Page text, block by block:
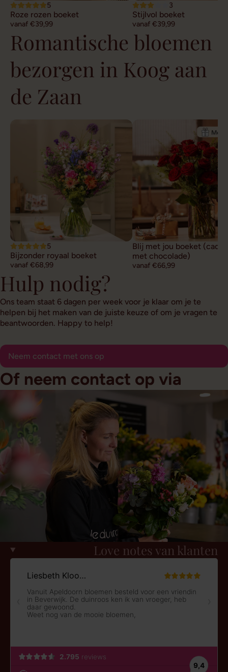
5
Roze rozen boeket
vanaf €39,99
3
Stijlvol boeket
vanaf €39,99
Romantische bloemen
bezorgen in Koog aan
de Zaan
5
Bijzonder royaal boeket
vanaf €68,99
Blij met jou boeket
met chocolade)
vanaf €66,99
Hulp nodig?
Ons team staat 6 dagen per week voor je klaar om je te
helpen bij het maken van de juiste keuze of om je vragen te
beantwoorden. Happy to help!
Neem contact met ons op
Of neem contact op via
Love notes van klanten